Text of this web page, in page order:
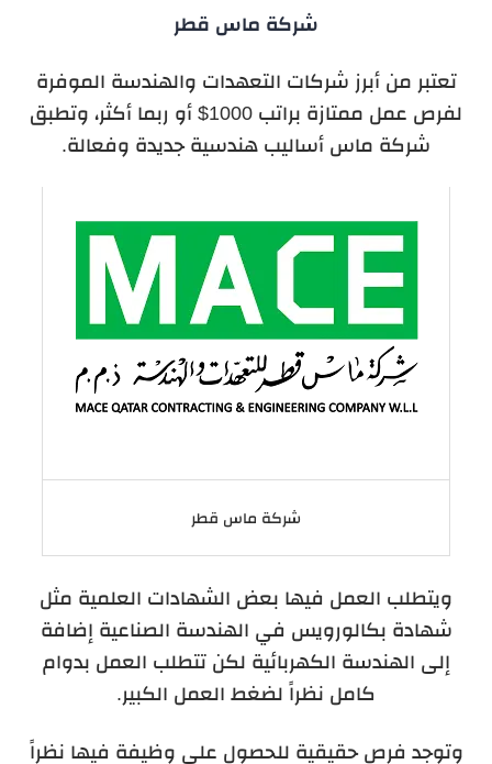
شركة ماس قطر
تعتبر من أبرز شركات التعهدات والهندسة الموفرة
لفرص عمل ممتازة براتب 1000$ أو ربما أكثر، وتطبق
شركة ماس أساليب هندسية جديدة وفعالة.
شركة ماس قطر
ويتطلب العمل فيها بعض الشهادات العلمية مثل
شهادة بكالورويس في الهندسة الصناعية إضافة
إلى الهندسة الكهربائية لكن تتطلب العمل بدوام
كامل نظراً لضغط العمل الكبير.
وتوجد فرص حقيقية للحصول على وظيفة فيها نظراً